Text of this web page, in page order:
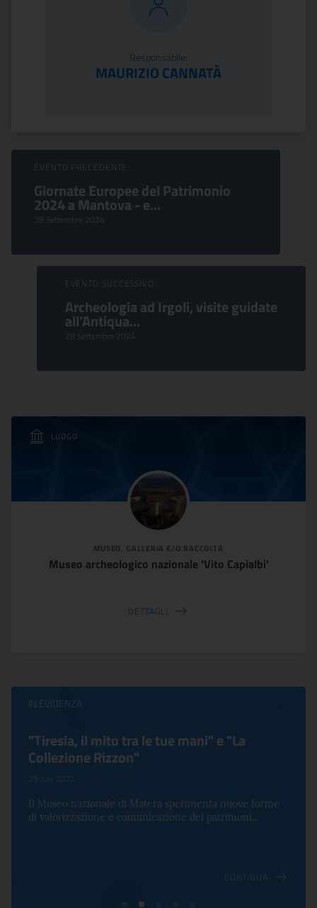
Responsabile:
MAURIZIO CANNATÀ
Sfoglia Eventi
EVENTO PRECEDENTE:
Giornate Europee del Patrimonio
2024 a Mantova - e...
28 Settembre 2024
EVENTO SUCCESSIVO:
Archeologia ad Irgoli, visite guidate
all’Antiqua...
28 Settembre 2024
LUOGO
MUSEO, GALLERIA E/O RACCOLTA
Museo archeologico nazionale 'Vito Capialbi'
DETTAGLI
IN EVIDENZA
"Tiresia, il mito tra le tue mani" e "La
Collezione Rizzon"
28 July 2022
Il Museo nazionale di Matera sperimenta nuove forme
di valorizzazione e comunicazione del patrimoni...
CONTINUA